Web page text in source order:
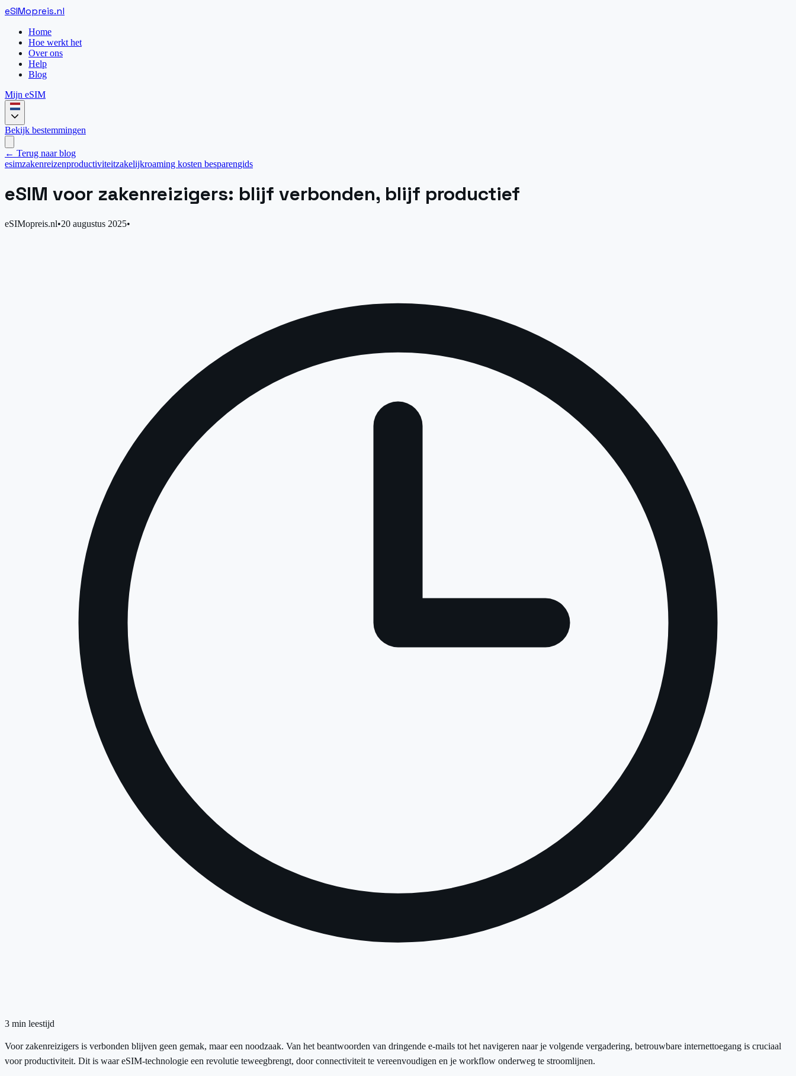
eSIMopreis.nl
Home
Hoe werkt het
Over ons
Help
Blog
Mijn eSIM
Bekijk bestemmingen
← Terug naar blog
esimzakenreizenproductiviteitzakelijkroaming kosten besparengids
eSIM voor zakenreizigers: blijf verbonden, blijf productief
eSIMopreis.nl•20 augustus 2025•
3 min leestijd
Voor zakenreizigers is verbonden blijven geen gemak, maar een noodzaak. Van het beantwoorden van dringende e-mails tot het navigeren naar je volgende vergadering, betrouwbare internettoegang is cruciaal
voor productiviteit. Dit is waar eSIM-technologie een revolutie teweegbrengt, door connectiviteit te vereenvoudigen en je workflow onderweg te stroomlijnen.